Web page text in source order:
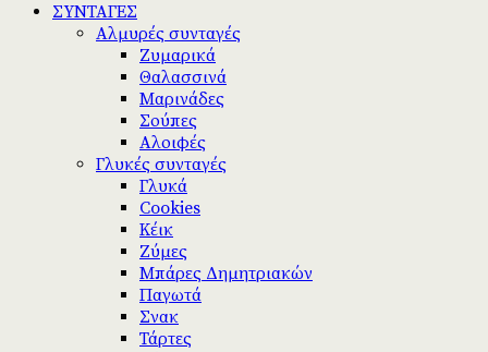
ΣΥΝΤΑΓΕΣ
Αλμυρές συνταγές
Ζυμαρικά
Θαλασσινά
Μαρινάδες
Σούπες
Αλοιφές
Γλυκές συνταγές
Γλυκά
Cookies
Κέικ
Ζύμες
Μπάρες Δημητριακών
Παγωτά
Σνακ
Τάρτες